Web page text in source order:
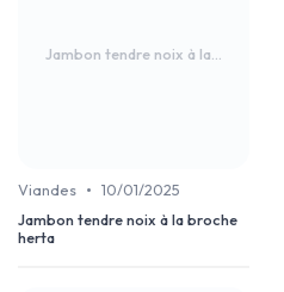
Jambon tendre noix à la...
Viandes • 10/01/2025
Jambon tendre noix à la broche
herta